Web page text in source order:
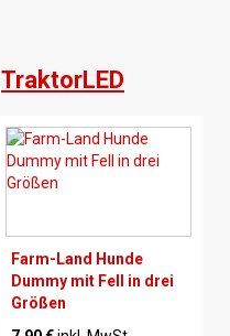
TraktorLED
Farm-Land Hunde
Dummy mit Fell in drei
Größen